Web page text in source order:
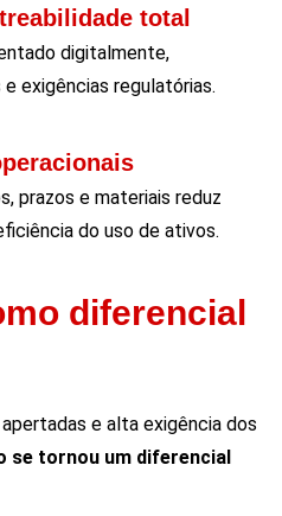
total
digitalmente,
exigências regulatórias.
prazos e materiais reduz
do uso de ativos.
diferencial
e alta exigência dos
se tornou um diferencial